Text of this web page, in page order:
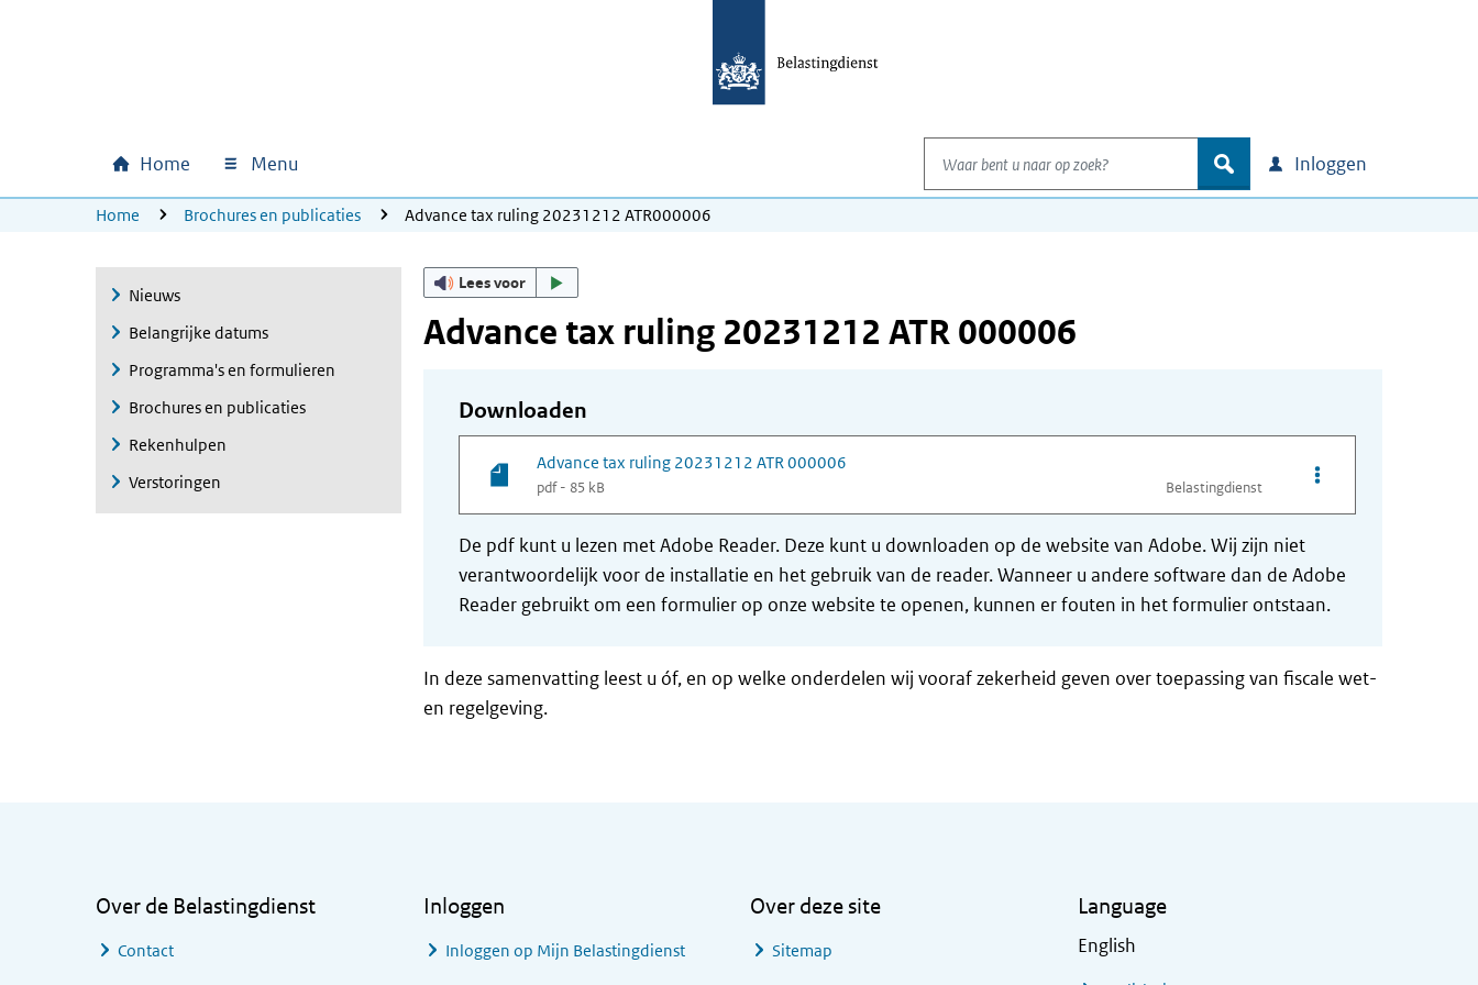
Hoofdnavigatie
Home Menu
Waar bent u naar op zoek?
zoek Inloggen
U bevindt zich hier:
Home Brochures en publicaties Advance tax ruling 20231212 ATR000006
Nieuws
Belangrijke datums
Programma's en formulieren
Brochures en publicaties
Rekenhulpen
Verstoringen
Lees voor
Advance tax ruling 20231212 ATR 000006
Downloaden
Advance tax ruling 20231212 ATR 000006
pdf - 85 kB Belastingdienst
Opties van bestand
De pdf kunt u lezen met Adobe Reader. Deze kunt u downloaden op de website van Adobe. Wij zijn niet
verantwoordelijk voor de installatie en het gebruik van de reader. Wanneer u andere software dan de Adobe
Reader gebruikt om een formulier op onze website te openen, kunnen er fouten in het formulier ontstaan.
In deze samenvatting leest u óf, en op welke onderdelen wij vooraf zekerheid geven over toepassing van fiscale wet-
en regelgeving.
Over de Belastingdienst
Contact
Inloggen
Inloggen op Mijn Belastingdienst
Over deze site
Sitemap
Language
English